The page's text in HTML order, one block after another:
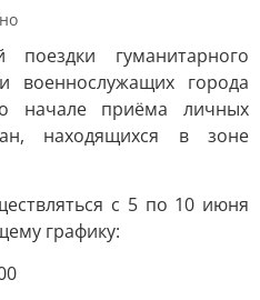
гуманитарного
военнослужащих города
начале приёма личных
находящихся в зоне
с 5 по 10 июня
графику: